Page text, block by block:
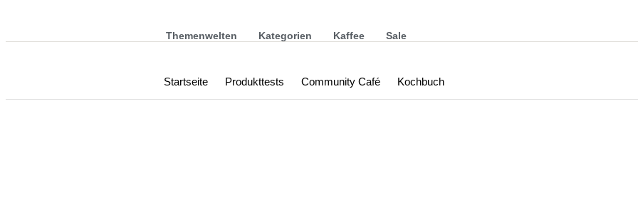
Themenwelten Kategorien Kaffee Sale
Startseite Produkttests Community Café Kochbuch